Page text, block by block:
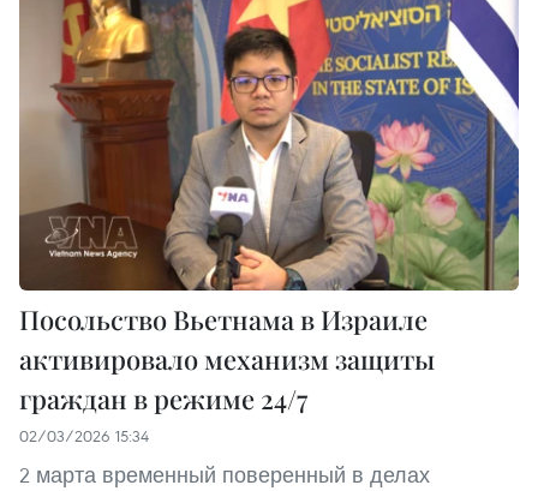
Посольство Вьетнама в Израиле
активировало механизм защиты
граждан в режиме 24/7
02/03/2026 15:34
2 марта временный поверенный в делах